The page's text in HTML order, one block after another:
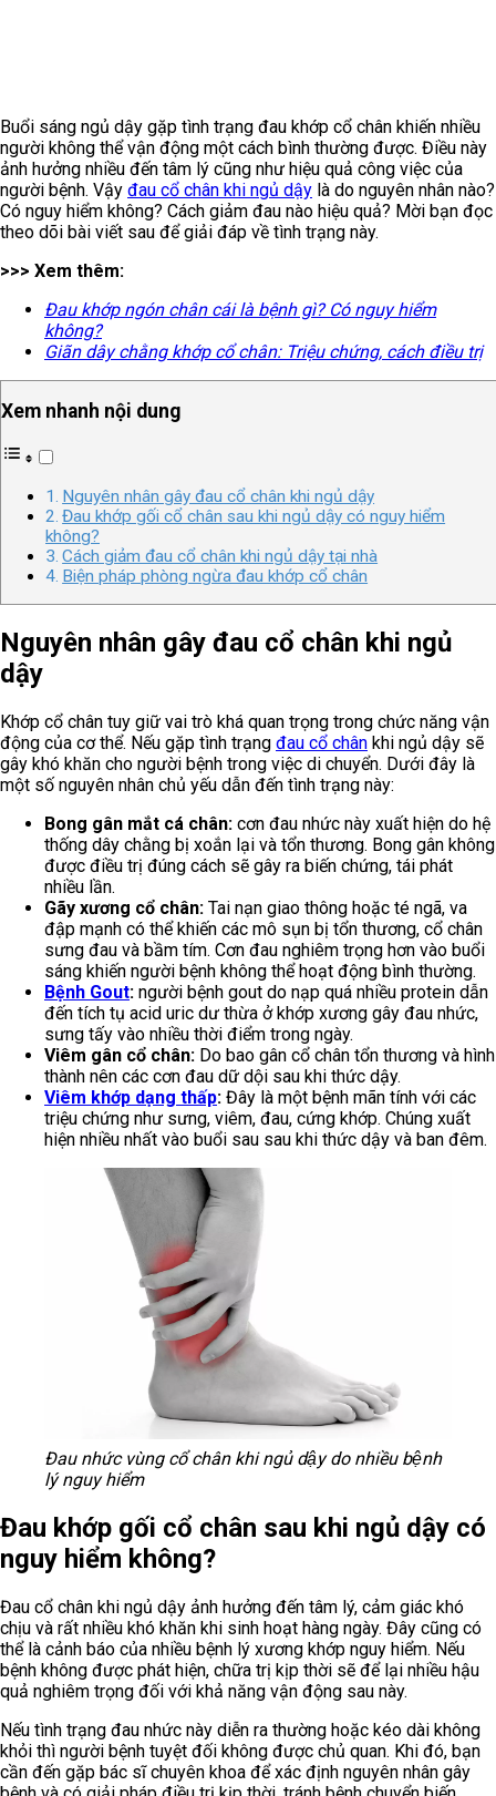
Buổi sáng ngủ dậy gặp tình trạng đau khớp cổ chân khiến nhiều
người không thể vận động một cách bình thường được. Điều này
ảnh hưởng nhiều đến tâm lý cũng như hiệu quả công việc của
người bệnh. Vậy đau cổ chân khi ngủ dậy là do nguyên nhân nào?
Có nguy hiểm không? Cách giảm đau nào hiệu quả? Mời bạn đọc
theo dõi bài viết sau để giải đáp về tình trạng này.
>>> Xem thêm:
Đau khớp ngón chân cái là bệnh gì? Có nguy hiểm
không?
Giãn dây chằng khớp cổ chân: Triệu chứng, cách điều trị
Xem nhanh nội dung
Nguyên nhân gây đau cổ chân khi ngủ dậy
Đau khớp gối cổ chân sau khi ngủ dậy có nguy hiểm
không?
Cách giảm đau cổ chân khi ngủ dậy tại nhà
Biện pháp phòng ngừa đau khớp cổ chân
Nguyên nhân gây đau cổ chân khi ngủ
dậy
Khớp cổ chân tuy giữ vai trò khá quan trọng trong chức năng vận
động của cơ thể. Nếu gặp tình trạng đau cổ chân khi ngủ dậy sẽ
gây khó khăn cho người bệnh trong việc di chuyển. Dưới đây là
một số nguyên nhân chủ yếu dẫn đến tình trạng này:
Bong gân mắt cá chân: cơn đau nhức này xuất hiện do hệ
thống dây chằng bị xoắn lại và tổn thương. Bong gân không
được điều trị đúng cách sẽ gây ra biến chứng, tái phát
nhiều lần.
Gãy xương cổ chân: Tai nạn giao thông hoặc té ngã, va
đập mạnh có thể khiến các mô sụn bị tổn thương, cổ chân
sưng đau và bầm tím. Cơn đau nghiêm trọng hơn vào buổi
sáng khiến người bệnh không thể hoạt động bình thường.
Bệnh Gout: người bệnh gout do nạp quá nhiều protein dẫn
đến tích tụ acid uric dư thừa ở khớp xương gây đau nhức,
sưng tấy vào nhiều thời điểm trong ngày.
Viêm gân cổ chân: Do bao gân cổ chân tổn thương và hình
thành nên các cơn đau dữ dội sau khi thức dậy.
Viêm khớp dạng thấp: Đây là một bệnh mãn tính với các
triệu chứng như sưng, viêm, đau, cứng khớp. Chúng xuất
hiện nhiều nhất vào buổi sau sau khi thức dậy và ban đêm.
Đau nhức vùng cổ chân khi ngủ dậy do nhiều bệnh
lý nguy hiểm
Đau khớp gối cổ chân sau khi ngủ dậy có
nguy hiểm không?
Đau cổ chân khi ngủ dậy ảnh hưởng đến tâm lý, cảm giác khó
chịu và rất nhiều khó khăn khi sinh hoạt hàng ngày. Đây cũng có
thể là cảnh báo của nhiều bệnh lý xương khớp nguy hiểm. Nếu
bệnh không được phát hiện, chữa trị kịp thời sẽ để lại nhiều hậu
quả nghiêm trọng đối với khả năng vận động sau này.
Nếu tình trạng đau nhức này diễn ra thường hoặc kéo dài không
khỏi thì người bệnh tuyệt đối không được chủ quan. Khi đó, bạn
cần đến gặp bác sĩ chuyên khoa để xác định nguyên nhân gây